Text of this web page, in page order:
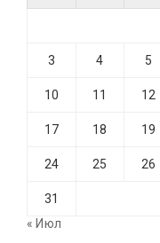
3 4 5
10 11 12
17 18 19
24 25 26
31
« Июл